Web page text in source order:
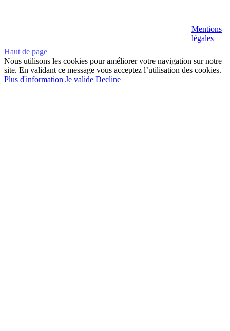
Mentions
légales
Haut de page
Nous utilisons les cookies pour améliorer votre navigation sur notre
site. En validant ce message vous acceptez l’utilisation des cookies.
Plus d'information Je valide Decline